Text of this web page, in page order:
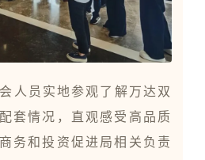
人员实地参观了解万达双
套情况，直观感受高品质
务和投资促进局相关负责